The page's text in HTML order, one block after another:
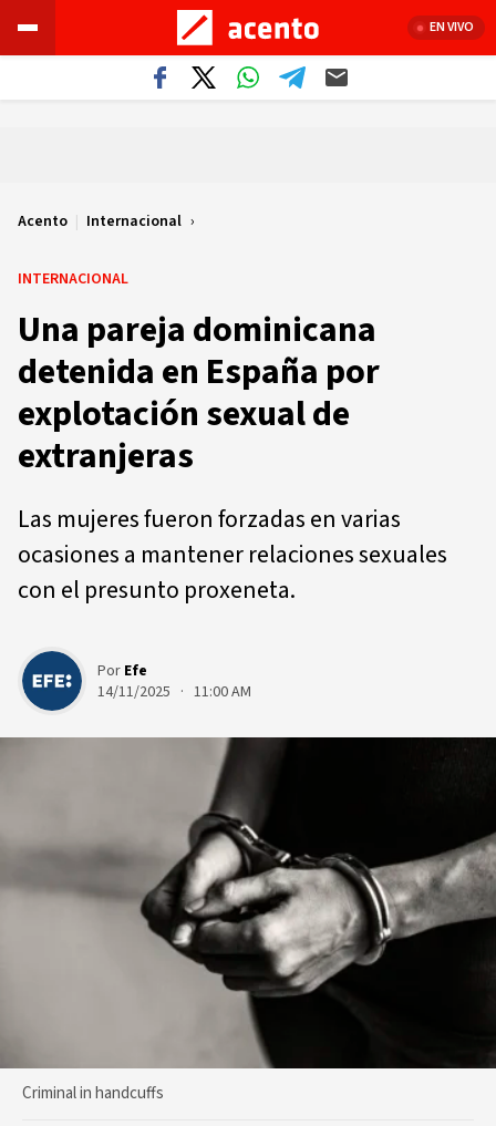
EN VIVO
Acento | Internacional
INTERNACIONAL
Una pareja dominicana
detenida en España por
explotación sexual de
extranjeras
Las mujeres fueron forzadas en varias
ocasiones a mantener relaciones sexuales
con el presunto proxeneta.
Por Efe
14/11/2025 · 11:00 AM
Criminal in handcuffs